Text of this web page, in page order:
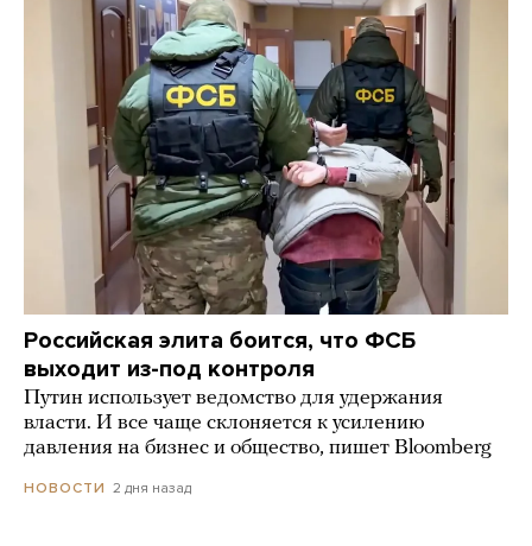
Российская элита боится, что ФСБ
выходит из-под контроля
Путин использует ведомство для удержания
власти. И все чаще склоняется к усилению
давления на бизнес и общество, пишет Bloomberg
НОВОСТИ 2 дня назад